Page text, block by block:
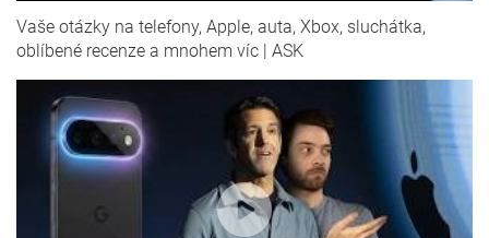
Vaše otázky na telefony, Apple, auta, Xbox, sluchátka,
oblíbené recenze a mnohem víc | ASK